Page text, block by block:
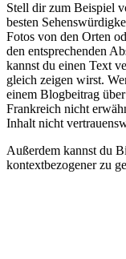
Stell dir zum Beispiel
besten
Fotos von den Orten
den entsprechenden
kannst du einen Text
gleich zeigen wirst.
einem Blogbeitrag
Frankreich nicht
Inhalt nicht
Außerdem kannst du
kontextbezogener zu